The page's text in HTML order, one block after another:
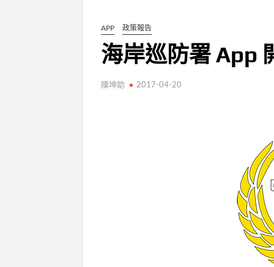
APP 政策報告
海岸巡防署 App
陳坤助 2017-04-20